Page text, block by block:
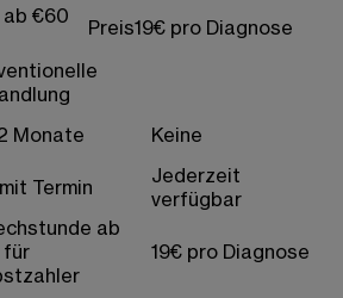
€60
Preis19€ pro Diagnose
Monate
Keine
Termin
Jederzeit
verfügbar
ab
für
19€ pro Diagnose